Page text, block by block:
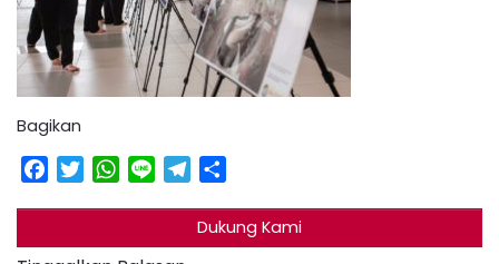
Bagikan
Facebook
TwitterWhatsApp
Line Telegram
Dukung Kami